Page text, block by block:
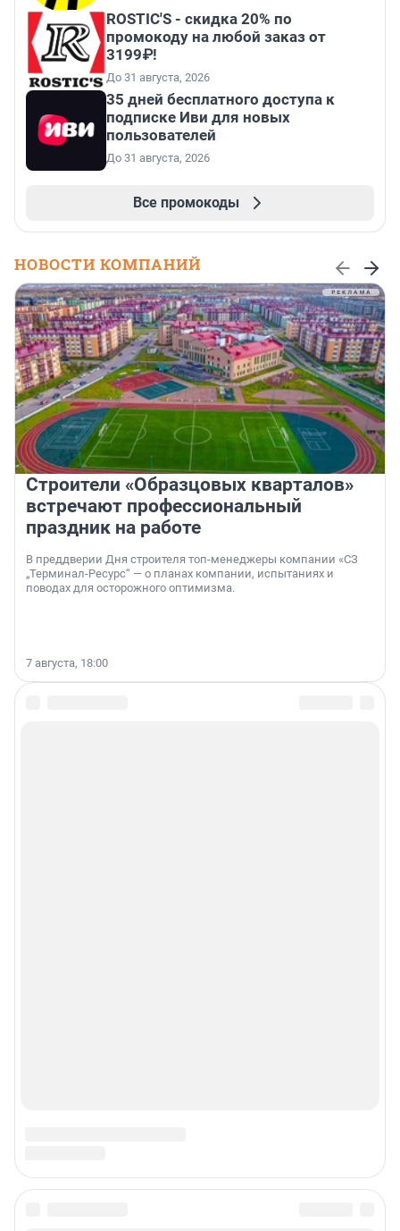
ROSTIC'S - скидка 20% по
промокоду на любой заказ от
3199₽!
До 31 августа, 2026
35 дней бесплатного доступа к
подписке Иви для новых
пользователей
До 31 августа, 2026
Все промокоды
НОВОСТИ КОМПАНИЙ
Строители «Образцовых кварталов»
встречают профессиональный
праздник на работе
В преддверии Дня строителя топ-менеджеры компании «СЗ
„Терминал-Ресурс“ — о планах компании, испытаниях и
поводах для осторожного оптимизма.
7 августа, 18:00